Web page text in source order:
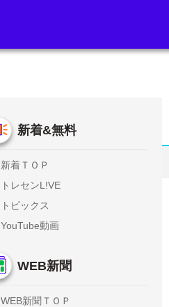
新着&無料
新着ＴＯＰ
トレセンL!VE
トピックス
YouTube動画
WEB新聞
WEB新聞ＴＯＰ